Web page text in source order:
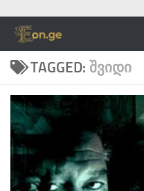
Skip to content
TAGGED: ᲨᲕᲘᲓᲘ